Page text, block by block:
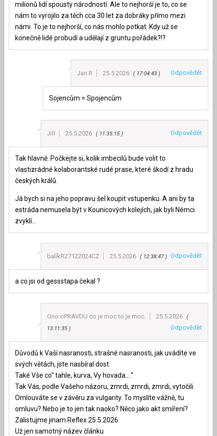
milionů lidí spousty národností. Ale to nejhorší je to, co se
nám to vyrojilo za těch cca 30 let za dobráky přímo mezi
námi. To je to nejhorší, co nás mohlo potkat. Kdy už se
konečně lidé probudí a udělají z gruntu pořádek?!?
Jan R 25.5.2026 17:04:43 Odpovědět
Sojencům = Spojencům
Jiří 25.5.2026 11:35:15 Odpovědět
Tak hlavně. Počkejte si, kolik imbecilů bude volit to
vlastizrádné kolaborantské rudé prase, které škodí z hradu
českých králů.
Já bych si na jeho popravu šel koupit vstupenku. A ani by ta
estráda nemusela být v Kounicových kolejích, jak byli Némci
zvyklí…
balíkR27122024CZ 25.5.2026 12:38:47 Odpovědět
a co jsi od gessstapa čekal ?
Ono oPRAVDU co je moc to je moc. 25.5.2026
13:11:35 Odpovědět
Důvodů k Vaší nasranosti, strašné nasranosti, jak uvádíte ve
svých větách, jste nasbíral dost.
Také Vše co“ tahle, kurva, Vy hovada….“
Tak Vás, podle Vašeho názoru, zmrdi, zmrdi, zmrdi, vytočili.
Omlouváte se v závěru za vulgarity. To myslíte vážně, tu
omluvu? Nebo je to jen tak naoko? Něco jako akt smíření?
Zalistujme jinam Reflex 25.5.2026
Už jen samotný název článku